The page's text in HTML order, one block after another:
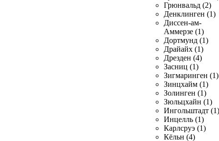
Грюнвальд (2)
Денклинген (1)
Диссен-ам-
Аммерзе (1)
Дортмунд (1)
Драйайх (1)
Дрезден (4)
Засниц (1)
Зигмаринген (1)
Зинцхайм (1)
Золинген (1)
Зюльцхайн (1)
Ингольштадт (1)
Инцелль (1)
Карлсруэ (1)
Кёльн (4)